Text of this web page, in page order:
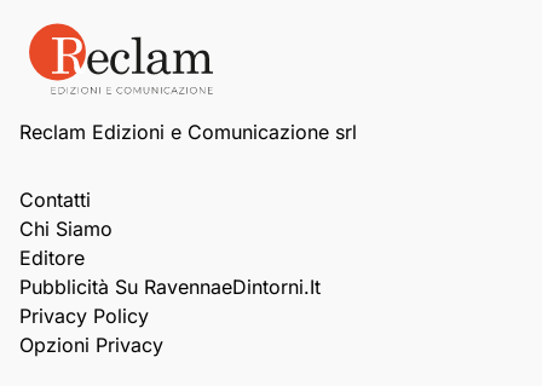
Reclam Edizioni e Comunicazione srl
Contatti
Chi Siamo
Editore
Pubblicità Su RavennaeDintorni.it
Privacy Policy
Opzioni Privacy